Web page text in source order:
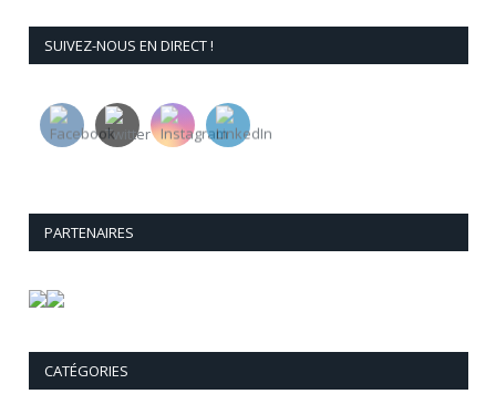
SUIVEZ-NOUS EN DIRECT !
PARTENAIRES
CATÉGORIES